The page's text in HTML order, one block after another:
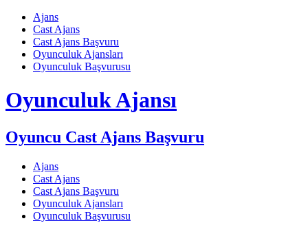
Skip
content
Ajans
Cast Ajans
Cast Ajans Başvuru
Oyunculuk Ajansları
Oyunculuk Başvurusu
Oyunculuk Ajansı
Oyuncu Cast Ajans Başvuru
Ajans
Cast Ajans
Cast Ajans Başvuru
Oyunculuk Ajansları
Oyunculuk Başvurusu